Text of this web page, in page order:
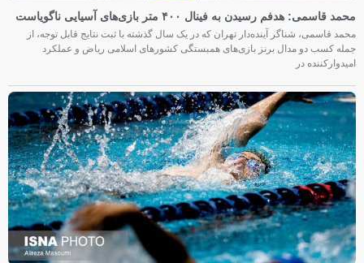
محمد قاسمی: هدفم رسیدن به فینال ۴۰۰ متر بازی‌های آسیایی ناگویاست
محمد قاسمی، شناگر آینده‌دار تهران که در یک سال گذشته با ثبت نتایج قابل توجه، از
جمله کسب دو مدال برنز بازی‌های همبستگی کشورهای اسلامی ریاض و عملکرد
امیدوارکننده در